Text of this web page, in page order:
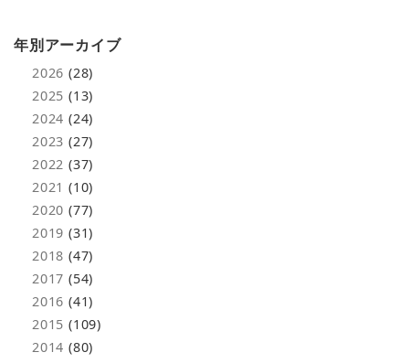
年別アーカイブ
2026 (28)
2025 (13)
2024 (24)
2023 (27)
2022 (37)
2021 (10)
2020 (77)
2019 (31)
2018 (47)
2017 (54)
2016 (41)
2015 (109)
2014 (80)